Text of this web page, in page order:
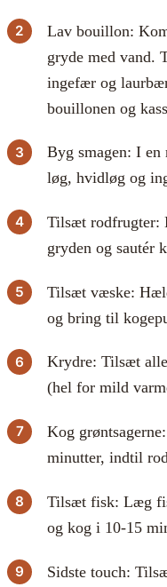
Lav bouillon:
gryde med vand.
ingefær og
bouillonen og
Byg smagen: I en
løg, hvidløg og
Tilsæt rodfrugter:
gryden og sautér
Tilsæt væske:
og bring til
Krydre: Tilsæt
(hel for mild
Kog
minutter, indtil
Tilsæt fisk: Læg
og kog i 10-15
Sidste touch: